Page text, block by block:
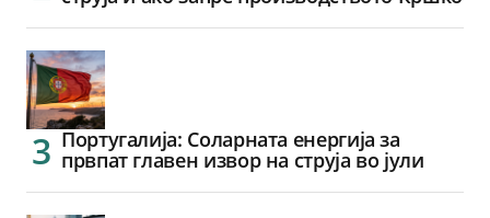
Португалија: Соларната енергија за
првпат главен извор на струја во јули